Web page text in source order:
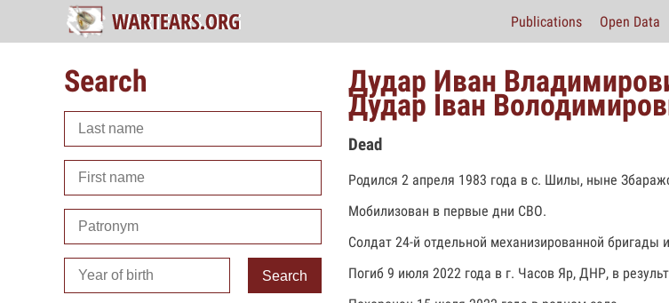
Publications Open Data
Search
Search
Дудар Иван
Дудар Iван
Dead
Родился 2 апреля 1983 года в с. Шилы, ныне
Мобилизован в первые дни СВО.
Солдат 24-й отдельной механизированной бригады
Погиб 9 июля 2022 года в г. Часов Яр, ДНР, в